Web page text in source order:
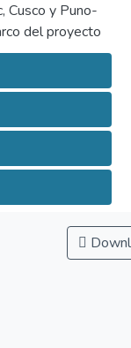
Cusco y Puno-
del proyecto
para
en la diversidad y
del sur del
de un
salvaguarda de
que
colectar 1335